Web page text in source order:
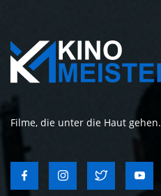
Filme, die unter die Haut gehen.